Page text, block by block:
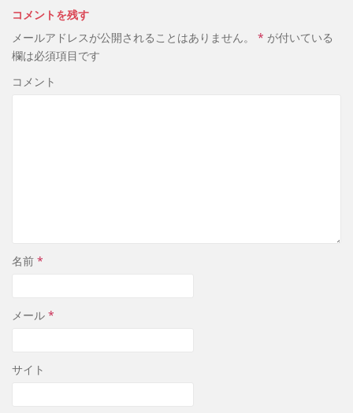
コメントを残す
メールアドレスが公開されることはありません。
* が付いている
欄は必須項目です
コメント
名前 *
メール *
サイト